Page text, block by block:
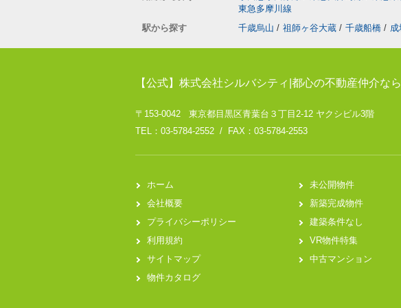
東急多摩川線
駅から探す
千歳烏山 / 祖師ヶ谷大蔵 / 千歳船橋 /
【公式】株式会社シルバシティ|都心の不動産仲介なら
〒153-0042 東京都目黒区青葉台３丁目2-12 ヤクシビル3階
TEL：03-5784-2552 / FAX：03-5784-2553
ホーム
会社概要
プライバシーポリシー
利用規約
サイトマップ
物件カタログ
未公開物件
新築完成物件
建築条件なし
VR物件特集
中古マンション